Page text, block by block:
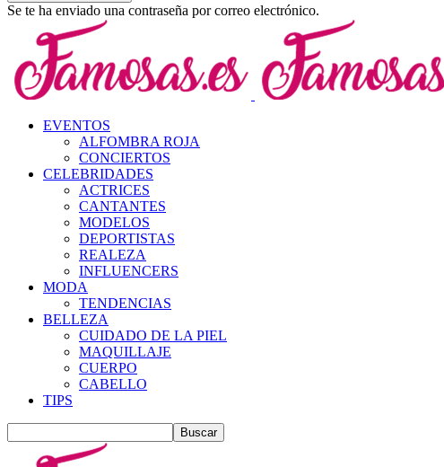
Se te ha enviado una contraseña por correo electrónico.
EVENTOS
ALFOMBRA ROJA
CONCIERTOS
CELEBRIDADES
ACTRICES
CANTANTES
MODELOS
DEPORTISTAS
REALEZA
INFLUENCERS
MODA
TENDENCIAS
BELLEZA
CUIDADO DE LA PIEL
MAQUILLAJE
CUERPO
CABELLO
TIPS